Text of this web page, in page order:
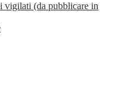
vigilati (da pubblicare in